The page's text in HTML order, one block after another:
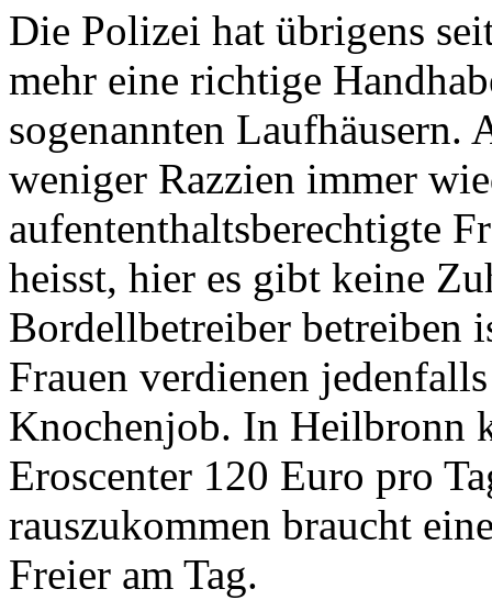
Die Polizei hat übrigens
mehr eine richtige
sogenannten Laufhäusern.
weniger Razzien immer
aufententhaltsberechtigte
heisst, hier es gibt keine
Bordellbetreiber betreiben
Frauen verdienen
Knochenjob. In Heilbronn
Eroscenter 120 Euro pro
rauszukommen braucht
Freier am Tag.